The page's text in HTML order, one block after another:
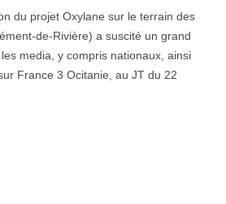
du projet Oxylane sur le terrain des
de-Rivière) a suscité un grand
media, y compris nationaux, ainsi
France 3 Ocitanie, au JT du 22